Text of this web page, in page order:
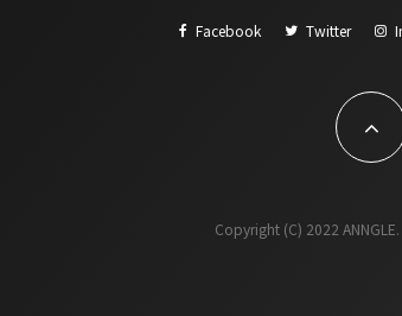
Facebook Twitter
Copyright (C) 2022